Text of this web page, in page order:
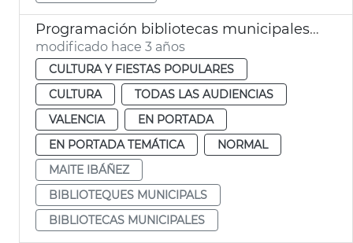
Programación bibliotecas municipales abril 2023
modificado hace 3 años
CULTURA Y FIESTAS POPULARES
CULTURA
TODAS LAS AUDIENCIAS
VALENCIA
EN PORTADA
EN PORTADA TEMÁTICA
NORMAL
MAITE IBÁÑEZ
BIBLIOTEQUES MUNICIPALS
BIBLIOTECAS MUNICIPALES